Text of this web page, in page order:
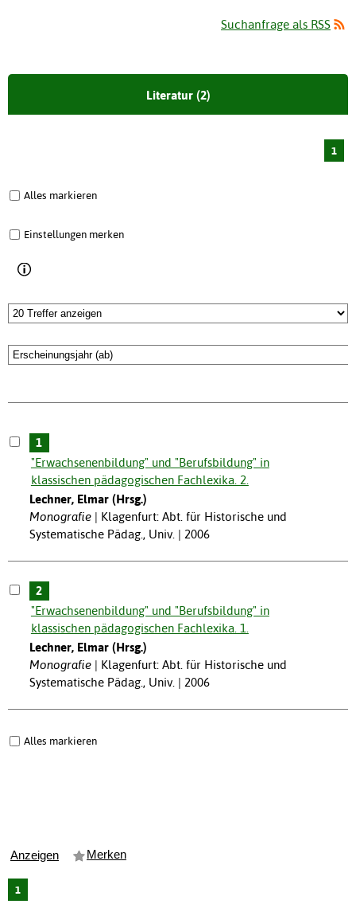
Suchanfrage als RSS
Literatur (2)
1
Alles markieren
Einstellungen merken
1
"Erwachsenenbildung" und "Berufsbildung" in
klassischen pädagogischen Fachlexika. 2.
Lechner, Elmar (Hrsg.)
Monografie
Klagenfurt: Abt. für Historische und
Systematische Pädag., Univ. | 2006
2
"Erwachsenenbildung" und "Berufsbildung" in
klassischen pädagogischen Fachlexika. 1.
Lechner, Elmar (Hrsg.)
Monografie
Klagenfurt: Abt. für Historische und
Systematische Pädag., Univ. | 2006
Alles markieren
Anzeigen Merken
1